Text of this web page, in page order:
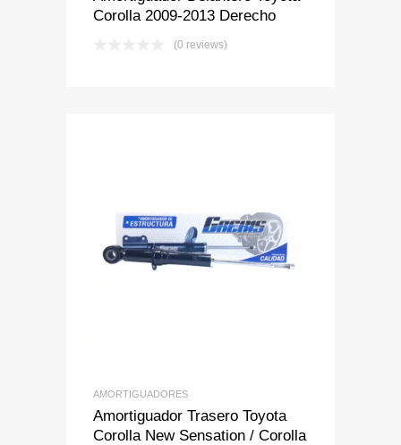
Corolla 2009-2013 Derecho
(0 reviews)
Add to Wishlist
Add to Compare
AMORTIGUADORES
Amortiguador Trasero Toyota
Corolla New Sensation / Corolla